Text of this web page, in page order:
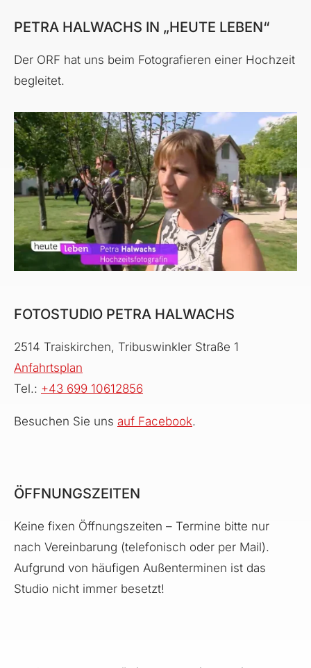
PETRA HALWACHS IN „HEUTE LEBEN“
Der ORF hat uns beim Fotografieren einer Hochzeit
begleitet.
FOTOSTUDIO PETRA HALWACHS
2514 Traiskirchen, Tribuswinkler Straße 1
Anfahrtsplan
Tel.: +43 699 10612856
Besuchen Sie uns auf Facebook.
ÖFFNUNGSZEITEN
Keine fixen Öffnungszeiten – Termine bitte nur
nach Vereinbarung (telefonisch oder per Mail).
Aufgrund von häufigen Außenterminen ist das
Studio nicht immer besetzt!